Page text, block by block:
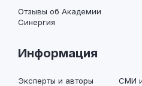
Отзывы об Академии
Синергия
Информация
Эксперты и авторы
СМИ